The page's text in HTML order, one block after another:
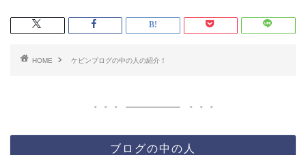
HOME ケビンブログの中の人の紹介！
ブログの中の人